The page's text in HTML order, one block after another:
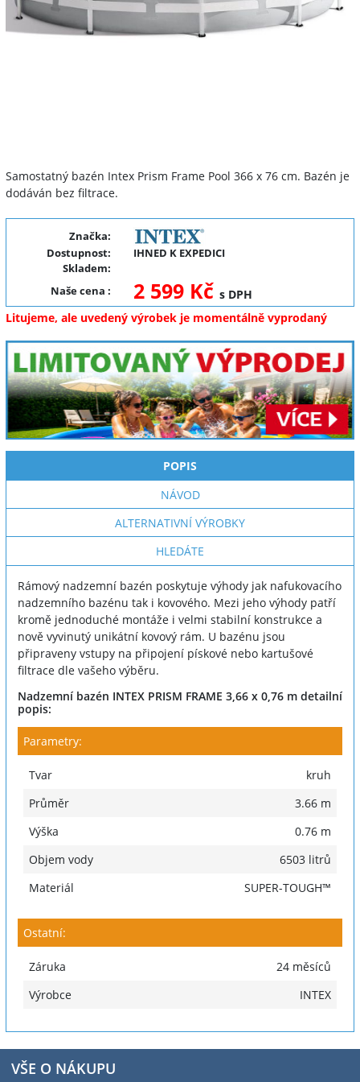
Samostatný bazén Intex Prism Frame Pool 366 x 76 cm. Bazén je
dodáván bez filtrace.
Značka:
Dostupnost:
IHNED K EXPEDICI
Skladem:
Naše cena : 2 599 Kč s DPH
Litujeme, ale uvedený výrobek je momentálně vyprodaný
POPIS
NÁVOD
ALTERNATIVNÍ VÝROBKY
HLEDÁTE
Rámový nadzemní bazén poskytuje výhody jak nafukovacího
nadzemního bazénu tak i kovového. Mezi jeho výhody patří
kromě jednoduché montáže i velmi stabilní konstrukce a
nově vyvinutý unikátní kovový rám. U bazénu jsou
připraveny vstupy na připojení pískové nebo kartušové
filtrace dle vašeho výběru.
Nadzemní bazén INTEX PRISM FRAME 3,66 x 0,76 m detailní
popis:
Parametry:
Tvar
kruh
Průměr
3.66 m
Výška
0.76 m
Objem vody
6503 litrů
Materiál
SUPER-TOUGH™
Ostatní:
Záruka
24 měsíců
Výrobce
INTEX
VŠE O NÁKUPU